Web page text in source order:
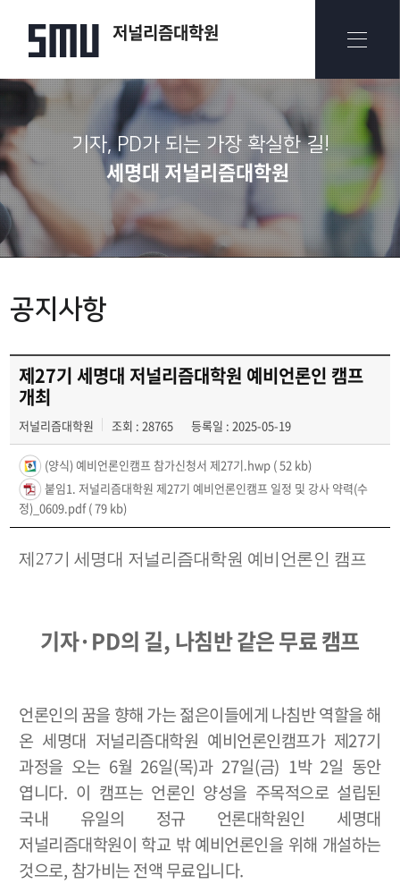
저널리즘대학원
기자, PD가 되는 가장 확실한 길!
세명대 저널리즘대학원
공지사항
제27기 세명대 저널리즘대학원 예비언론인 캠프
개최
저널리즘대학원 조회 : 28765 등록일 : 2025-05-19
(양식) 예비언론인캠프 참가신청서 제27기.hwp ( 52 kb)
붙임1. 저널리즘대학원 제27기 예비언론인캠프 일정 및 강사 약력(수
정)_0609.pdf( 79 kb)
제 27기 세명대 저널리즘대학원 예비언론인 캠프
기자·PD의 길,나침반 같은 무료 캠프
언론인의 꿈을 향해 가는 젊은이들에게 나침반 역할을 해
온 세명대 저널리즘대학원 예비언론인캠프가 제27기
과정을 오는 6월26일(목)과27일(금) 1박2일 동안
엽니다. 이 캠프는 언론인 양성을 주목적으로 설립된
국내 유일의 정규 언론대학원인 세명대
저널리즘대학원이 학교 밖 예비언론인을 위해 개설하는
것으로, 참가비는 전액 무료입니다.